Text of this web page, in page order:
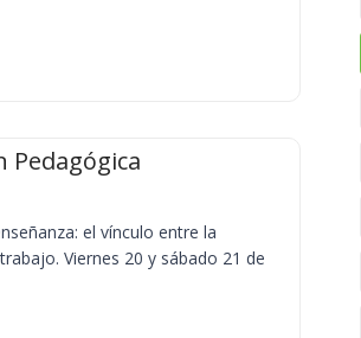
Pedagógica
el vínculo entre la
Viernes 20 y sábado 21 de